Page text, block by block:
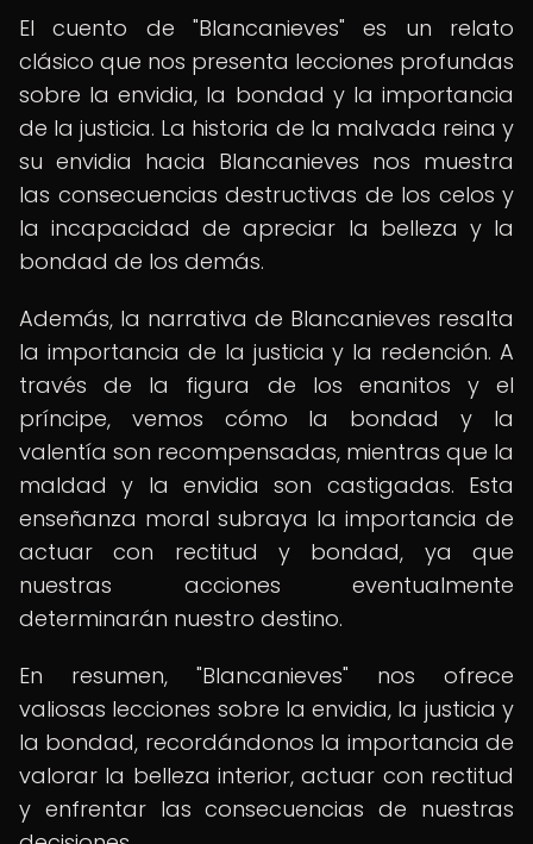
El cuento de "Blancanieves" es un relato
clásico que nos presenta lecciones profundas
sobre la envidia, la bondad y la importancia
de la justicia. La historia de la malvada reina y
su envidia hacia Blancanieves nos muestra
las consecuencias destructivas de los celos y
la incapacidad de apreciar la belleza y la
bondad de los demás.
Además, la narrativa de Blancanieves resalta
la importancia de la justicia y la redención. A
través de la figura de los enanitos y el
príncipe, vemos cómo la bondad y la
valentía son recompensadas, mientras que la
maldad y la envidia son castigadas. Esta
enseñanza moral subraya la importancia de
actuar con rectitud y bondad, ya que
nuestras acciones eventualmente
determinarán nuestro destino.
En resumen, "Blancanieves" nos ofrece
valiosas lecciones sobre la envidia, la justicia y
la bondad, recordándonos la importancia de
valorar la belleza interior, actuar con rectitud
y enfrentar las consecuencias de nuestras